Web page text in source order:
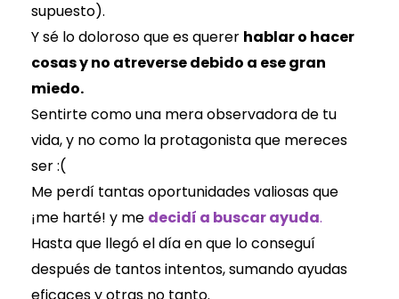
supuesto).
Y sé lo doloroso que es querer hablar o hacer
cosas y no atreverse debido a ese gran
miedo.
Sentirte como una mera observadora de tu
vida, y no como la protagonista que mereces
ser :(
Me perdí tantas oportunidades valiosas que
¡me harté! y me decidí a buscar ayuda.
Hasta que llegó el día en que lo conseguí
después de tantos intentos, sumando ayudas